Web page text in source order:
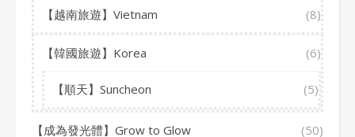
【越南旅遊】Vietnam (8)
【韓國旅遊】Korea (6)
【順天】Suncheon (5)
【成為發光體】Grow to Glow (50)